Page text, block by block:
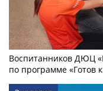
Воспитанников ДЮЦ
по программе «Готов